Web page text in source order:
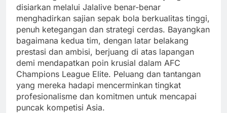
disiarkan melalui Jalalive benar-benar
menghadirkan sajian sepak bola berkualitas tinggi,
penuh ketegangan dan strategi cerdas. Bayangkan
bagaimana kedua tim, dengan latar belakang
prestasi dan ambisi, berjuang di atas lapangan
demi mendapatkan poin krusial dalam AFC
Champions League Elite. Peluang dan tantangan
yang mereka hadapi mencerminkan tingkat
profesionalisme dan komitmen untuk mencapai
puncak kompetisi Asia.